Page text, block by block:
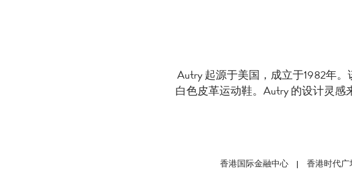
Autry 起源于美国，成立于1982年
白色皮革运动鞋。Autry 的设计灵
香港国际金融中心 香港时代广